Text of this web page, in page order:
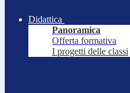
Didattica
Panoramica
Offerta formativa
I progetti delle classi